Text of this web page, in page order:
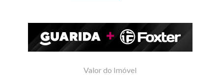
Valor do Imóvel